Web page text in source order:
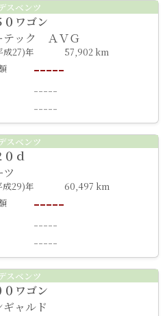
スベンツ
０ワゴン
テック ＡＶＧ
成27)年
57,902 km
-----
-----
-----
スベンツ
０ｄ
ツ
成29)年
60,497 km
-----
-----
-----
スベンツ
０ワゴン
ギャルド